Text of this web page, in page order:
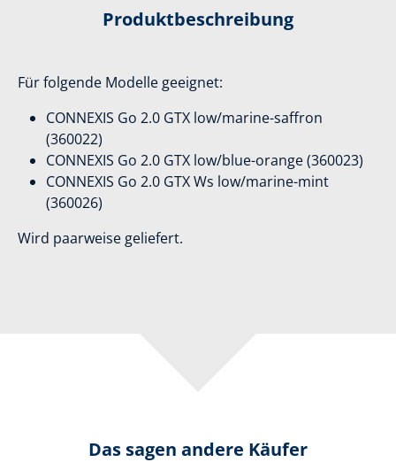
Produktbeschreibung
Für folgende Modelle geeignet:
CONNEXIS Go 2.0 GTX low/marine-saffron
(360022)
CONNEXIS Go 2.0 GTX low/blue-orange (360023)
CONNEXIS Go 2.0 GTX Ws low/marine-mint
(360026)
Wird paarweise geliefert.
Das sagen andere Käufer